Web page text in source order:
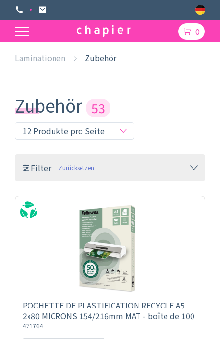
0
Laminationen Zubehör
Zubehör 53
Filter Zurücksetzen
POCHETTE DE PLASTIFICATION RECYCLE A5
2x80 MICRONS 154/216mm MAT - boîte de 100
421764